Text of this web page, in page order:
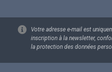
Votre adresse e-mail est
inscription à la newsletter,
la protection des données